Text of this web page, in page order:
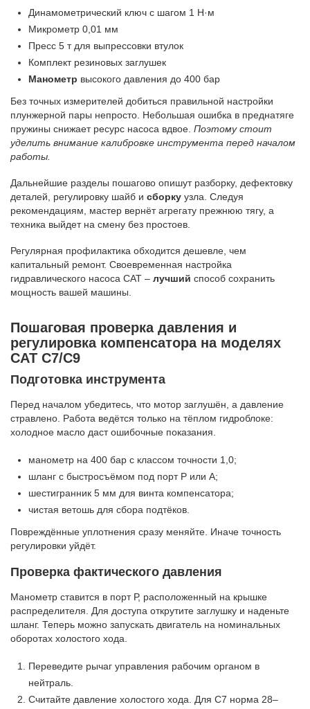
Динамометрический ключ с шагом 1 Н·м
Микрометр 0,01 мм
Пресс 5 т для выпрессовки втулок
Комплект резиновых заглушек
Манометр высокого давления до 400 бар
Без точных измерителей добиться правильной настройки
плунжерной пары непросто. Небольшая ошибка в преднатяге
пружины снижает ресурс насоса вдвое. Поэтому стоит
уделить внимание калибровке инструмента перед началом
работы.
Дальнейшие разделы пошагово опишут разборку, дефектовку
деталей, регулировку шайб и сборку узла. Следуя
рекомендациям, мастер вернёт агрегату прежнюю тягу, а
техника выйдет на смену без простоев.
Регулярная профилактика обходится дешевле, чем
капитальный ремонт. Своевременная настройка
гидравлического насоса CAT – лучший способ сохранить
мощность вашей машины.
Пошаговая проверка давления и
регулировка компенсатора на моделях
CAT C7/C9
Подготовка инструмента
Перед началом убедитесь, что мотор заглушён, а давление
стравлено. Работа ведётся только на тёплом гидроблоке:
холодное масло даст ошибочные показания.
манометр на 400 бар с классом точности 1,0;
шланг с быстросъёмом под порт P или A;
шестигранник 5 мм для винта компенсатора;
чистая ветошь для сбора подтёков.
Повреждённые уплотнения сразу меняйте. Иначе точность
регулировки уйдёт.
Проверка фактического давления
Манометр ставится в порт Р, расположенный на крышке
распределителя. Для доступа открутите заглушку и наденьте
шланг. Теперь можно запускать двигатель на номинальных
оборотах холостого хода.
Переведите рычаг управления рабочим органом в
нейтраль.
Считайте давление холостого хода. Для C7 норма 28–